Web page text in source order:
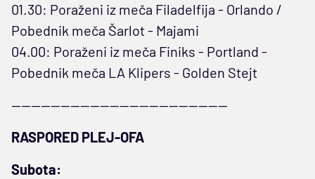
01.30: Poraženi iz meča Filadelfija - Orlando /
Pobednik meča Šarlot - Majami
04.00: Poraženi iz meča Finiks - Portland -
Pobednik meča LA Klipers - Golden Stejt
--------------------------------------------
RASPORED PLEJ-OFA
Subota: